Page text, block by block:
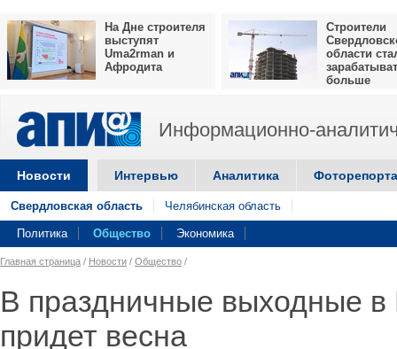
На Дне строителя
выступят
Uma2rman и
Афродита
Строители
области
больше
Информационно-
Новости Интервью Аналитика
Свердловская область Челябинская область
Политика Общество Экономика
Главная страница / Новости / Общество /
В праздничные выходные в
придет весна